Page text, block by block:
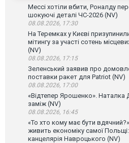
Мессі хотіли вбити, Роналду
шокуючі деталі ЧС-2026 (NV)
08.08.2026, 17:30
На Теремках у Києві
мітингу за участі сотень
(NV)
08.08.2026, 17:15
Зеленський заявив про
поставки ракет для Patriot (NV)
08.08.2026, 17:00
«Відтепер Ярошенко». Наталка
заміж (NV)
08.08.2026, 16:45
«То хто кому має бути
живить економіку самої
канцелярія Навроцького (NV)